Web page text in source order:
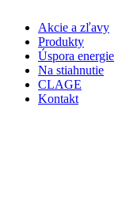
Akcie a zľavy
Produkty
Úspora energie
Na stiahnutie
CLAGE
Kontakt